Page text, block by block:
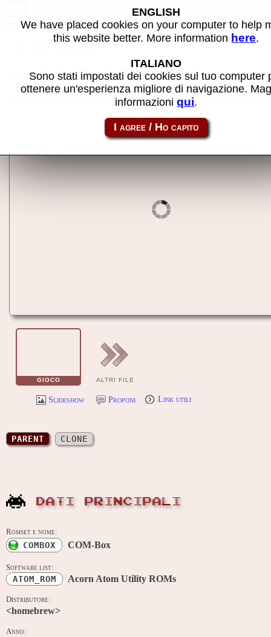
COM-Box - Software MAME
Condividi la pagina usando questo link:
atom_rom-combox
GIOCO ALTRI FILE
Slideshow Proponi Link utili
PARENT CLONE
DATI PRINCIPALI
Romset e nome:
COMBOX COM-Box
Software list:
ATOM_ROM Acorn Atom Utility ROMs
Distributore:
<homebrew>
Anno:
ENGLISH
We have placed cookies on your computer to help
this website better. More information here.
ITALIANO
Sono stati impostati dei cookies sul tuo computer
ottenere un'esperienza migliore di navigazione.
informazioniqui.